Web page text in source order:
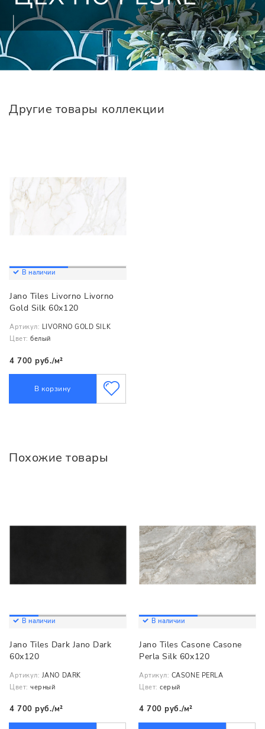
Другие товары коллекции
В наличии
Jano Tiles Livorno Livorno
Gold Silk 60x120
Артикул: LIVORNO GOLD SILK
Цвет: белый
4 700 руб./м²
В корзину
Похожие товары
В наличии
Jano Tiles Dark Jano Dark
60x120
Артикул: JANO DARK
Цвет: черный
4 700 руб./м²
В наличии
Jano Tiles Casone Casone
Perla Silk 60x120
Артикул: CASONE PERLA
Цвет: серый
4 700 руб./м²